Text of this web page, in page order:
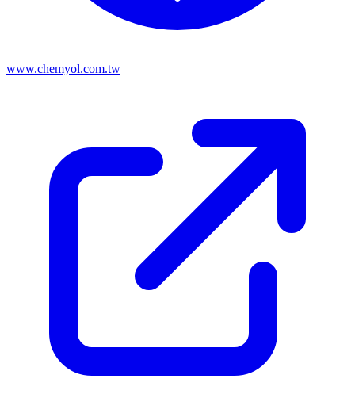
www.chemyol.com.tw